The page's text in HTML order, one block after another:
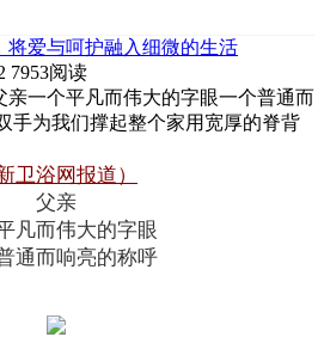
将爱与呵护融入细微的生活
7953阅读
亲一个平凡而伟大的字眼一个普通而
手为我们撑起整个家用宽厚的脊背
卫浴网报道）
父亲
凡而伟大的字眼
通而响亮的称呼